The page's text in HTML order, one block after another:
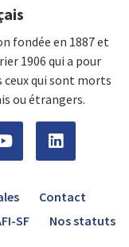
fondée en 1887 et
1906 qui a pour
qui sont morts
ou étrangers.
Contact
SF Nos statuts